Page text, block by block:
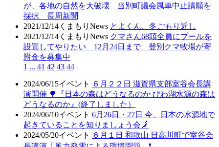
が、各地の自然を大破壊 当別町議会風車中止請願を
採択 長周新聞
2021/12/14 くまもりNews とよくん、冬ごもり近し
2021/12/14 くまもりNews クマさん68頭全員にプールを
設置してやりたい 12月24日まで 登別クマ牧場が寄
附金を募集中
1 ... 41 42 43 44
2024/06/15イベント
６月２２日 滋賀県支部室谷会長講
演開催 🌳『日本の森はどうなるのか びわ湖水源の森は
どうなるのか』(終了しました）
2024/06/10イベント 6月26日・27日 今、日本の水源地で
起きていることを知りましょう会🗾
2024/05/20イベント
６月１日 和歌山 日高川町で室谷会